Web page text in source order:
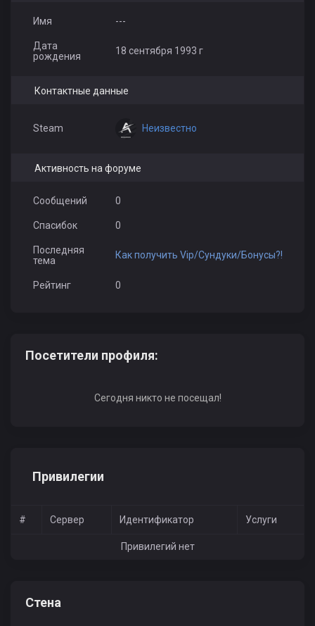
Имя ---
Дата
рождения
18 сентября 1993 г
Контактные данные
Steam Неизвестно
Активность на форуме
Сообщений 0
Спасибок 0
Последняя
тема
Как получить Vip/Сундуки/Бонусы?!
Рейтинг 0
Посетители профиля:
Сегодня никто не посещал!
Привилегии
# Сервер Идентификатор Услуги
Привилегий нет
Стена